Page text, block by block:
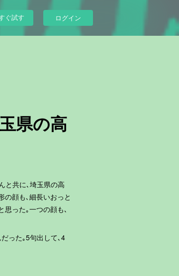
ぐ試す ログイン
県の高
と共に､埼玉県の高
の顔も､細長いおっと
思った｡一つの顔も､
った｡5句出して､4